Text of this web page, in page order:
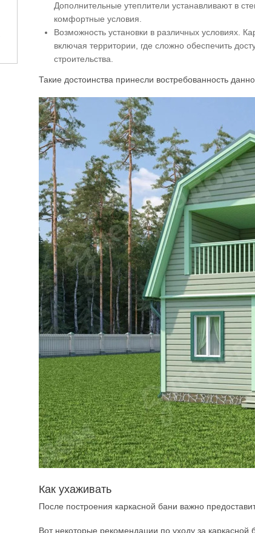
Дополнительные утеплители устанавливают в
комфортные условия.
Возможность установки в различных условиях.
включая территории, где сложно обеспечить
строительства.
Такие достоинства принесли востребованность
Как ухаживать
После построения каркасной бани важно
Вот некоторые рекомендации по уходу за каркасной